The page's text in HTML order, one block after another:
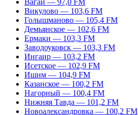
Вагай — 97,0 FM
Викулово — 103,6 FM
Голышманово — 105,4 FM
Демьянское — 102,6 FM
Ермаки — 103,3 FM
Заводоуковск — 103,3 FM
Ингаир — 103,2 FM
Исетское — 102,9 FM
Ишим — 104,9 FM
Казанское — 100,2 FM
Нагорный — 100,4 FM
Нижняя Тавда — 101,2 FM
Новоалександровка — 100,2 FM